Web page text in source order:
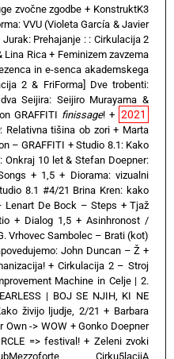
zvočne zgodbe + KonstruktK3
VVU (Violeta García & Javier
Jurak: Prehajanje : : Cirkulacija 2
Lina Rica+ Feminizem zavzema
in e-senca akademskega
2 & FriForma] Dve trobenti:
Seijira: Seijiro Murayama &
GRAFFITI finissage! + 2021
: Relativna tišina ob zori+ Marta
– GRAFFITI +Studio 8.1: Kako
Onkraj 10 let & Stefan Doepner:
+ 1,5 + Diorama: vizualni
8.1 #4/21 Brina Kren: kako
Lenart De Bock – Steps +Tjaž
+ Dialog 1,5 + Asinhronost /
Vrhovec Sambolec – Brati (kot)
John Duncan – Ž +
+Cirkulacija 2 – Stroj
Machine in Celje | 2.
| BOJ SE NJIH, KI NE
živijo ljudje, 2/21 + Barbara
Own -> WOW+Gonko Doepner
=> festival! + Zeleni zvoki
Cirku5lacijA